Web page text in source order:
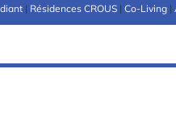
| Résidences CROUS | Co-Living |